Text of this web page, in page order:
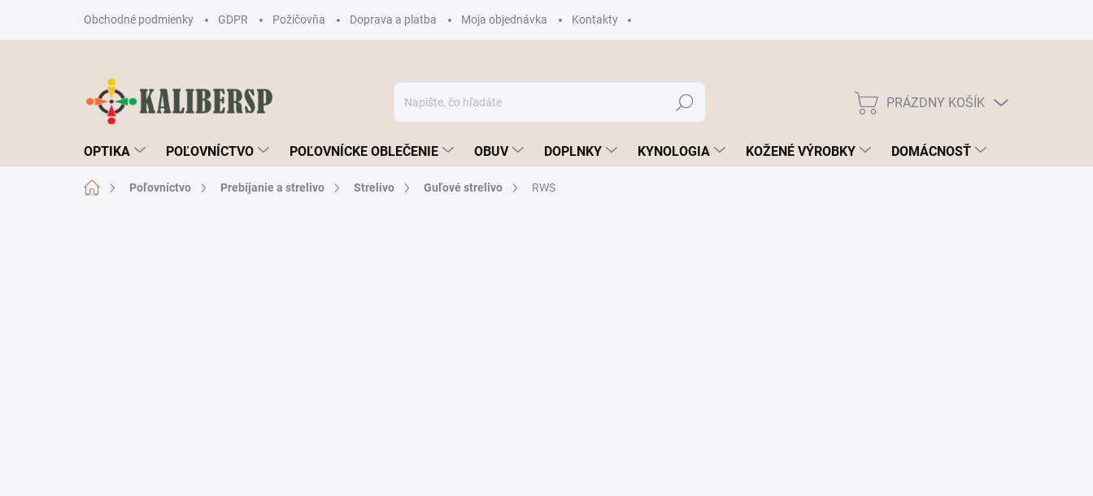
obsah
Obchodné podmienky GDPR Požičovňa Doprava a platba Moja objednávka Kontakty
Hľadať
NÁKUPNÝ
PRÁZDNY KOŠÍK
OPTIKA POĽOVNÍCTVO POĽOVNÍCKE OBLEČENIE OBUV DOPLNKY KYNOLOGIA KOŽENÉ VÝROBKY DOMÁCNOSŤ
DomovPoľovníctvo Prebíjanie a strelivo Strelivo Guľové strelivo RWS